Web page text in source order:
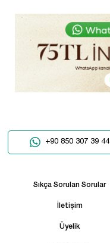
+90 850 307 39 44
Sıkça Sorulan Sorular
İletişim
Üyelik